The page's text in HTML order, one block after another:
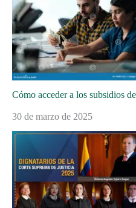
Cómo acceder a los subsidios
30 de marzo de 2025